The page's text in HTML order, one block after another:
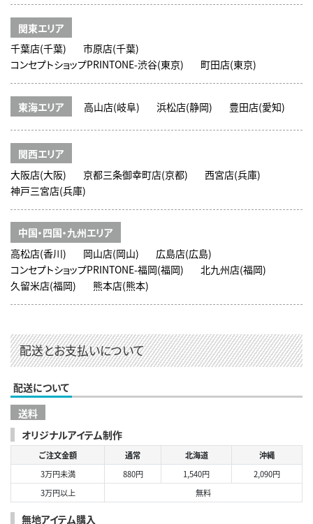
関東エリア
千葉店(千葉)
市原店(千葉)
コンセプトショップPRINTONE-渋谷(東京)
町田店(東京)
東海エリア 高山店(岐阜) 浜松店(静岡) 豊田店(愛知)
関西エリア
大阪店(大阪)
京都三条御幸町店(京都)
西宮店(兵庫)
神戸三宮店(兵庫)
中国・四国・九州エリア
高松店(香川)
岡山店(岡山)
広島店(広島)
コンセプトショップPRINTONE-福岡(福岡)
北九州店(福岡)
久留米店(福岡)
熊本店(熊本)
配送とお支払いについて
配送について
送料
オリジナルアイテム制作
ご注文金額 通常 北海道
沖縄
3万円未満
880円 1,540円
2,090円
3万円以上
無料
無地アイテム購入